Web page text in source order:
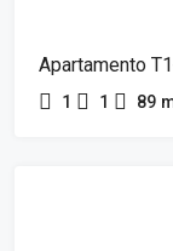
Apartamento
1 1 89